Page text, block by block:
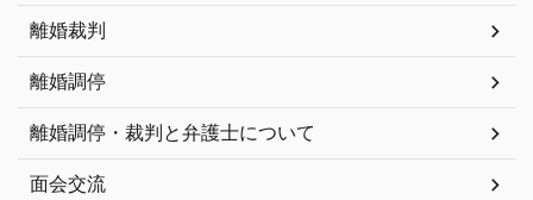
離婚裁判
離婚調停
離婚調停・裁判と弁護士について
面会交流